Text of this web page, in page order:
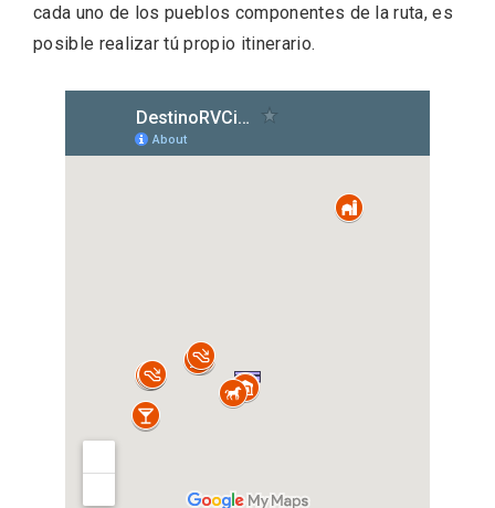
cada uno de los pueblos componentes de la ruta, es
posible realizar tú propio itinerario.
El Espinar, un pueblo oculto de la Sierra
de Guadarrama en su vertiente
segoviana